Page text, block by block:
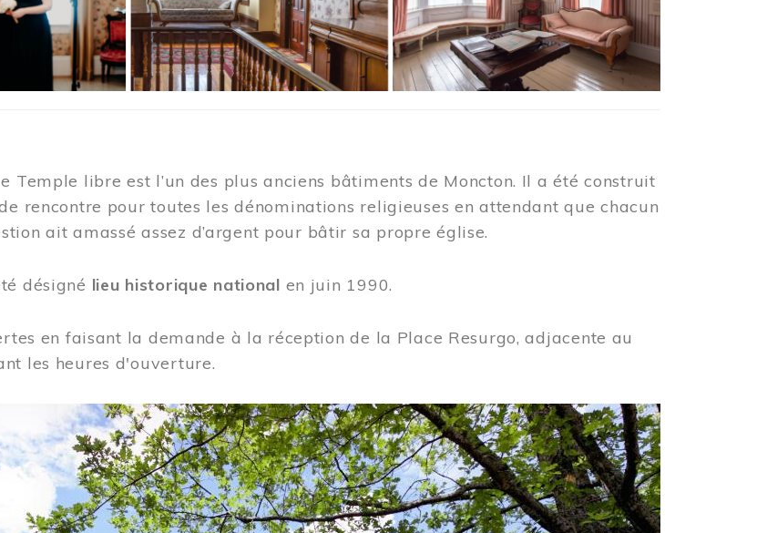
Temple libre est l’un des plus anciens bâtiments de Moncton. Il a été construit
rencontre pour toutes les dénominations religieuses en attendant que chacun
ait amassé assez d’argent pour bâtir sa propre église.
désigné lieu historique national en juin 1990.
en faisant la demande à la réception de la Place Resurgo, adjacente au
les heures d'ouverture.